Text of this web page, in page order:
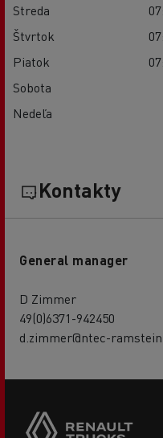
Streda
Štvrtok
Piatok
Sobota
Nedeľa
Kontakty
General manager
D Zimmer
49(0)6371-942450
d.zimmer@ntec-